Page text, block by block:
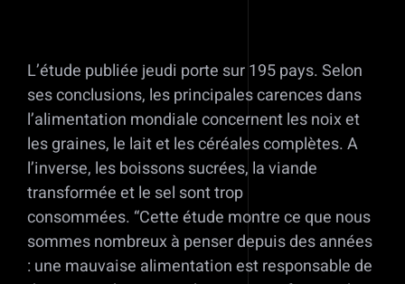
L’étude publiée jeudi porte sur 195 pays. Selon
ses conclusions, les principales carences dans
l’alimentation mondiale concernent les noix et
les graines, le lait et les céréales complètes. A
l’inverse, les boissons sucrées, la viande
transformée et le sel sont trop
consommées. “Cette étude montre ce que nous
sommes nombreux à penser depuis des années
: une mauvaise alimentation est responsable de